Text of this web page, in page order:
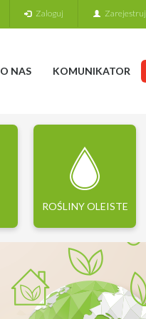
Zaloguj Zarejestruj
O NAS KOMUNIKATOR
ROŚLINY OLEISTE